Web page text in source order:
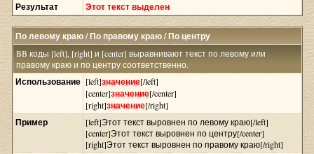
Результат Этот текст выделен
По левому краю / По правому краю / По центру
BB коды [left], [right] и [center] выравнивают текст по левому или
правому краю и по центру соответственно.
Использование [left]значение[/left]
[center]значение[/center]
[right]значение[/right]
Пример
[left]Этот текст выровнен по левому краю[/left]
[center]Этот текст выровнен по центру[/center]
[right]Этот текст выровнен по правому краю[/right]